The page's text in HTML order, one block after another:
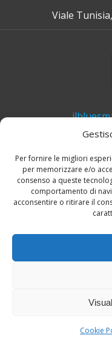
Per fornire le migliori
per memorizzare e/o
consenso a queste
comportamento di
acconsentire o ritirare il
Cookie
Viale
© 2026 Il Blues